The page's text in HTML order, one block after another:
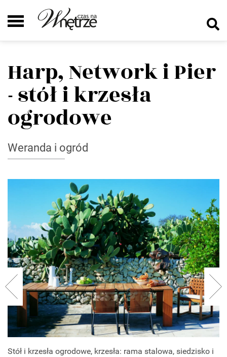
Harp, Network i Pier
- stół i krzesła
ogrodowe
Weranda i ogród
Stół i krzesła ogrodowe, krzesła: rama stalowa, siedzisko i